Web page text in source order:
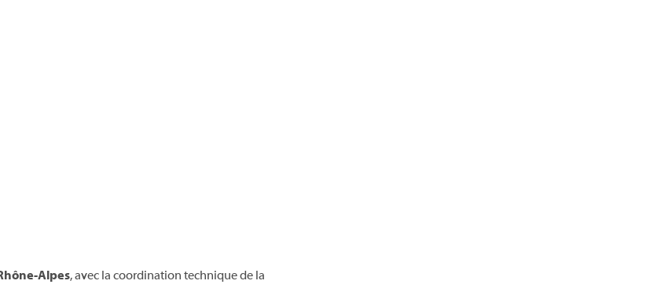
Alpes, avec l a coordination technique de la